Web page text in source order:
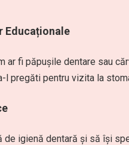
Educaționale
ar fi păpușile dentare sau
l pregăti pentru vizita la
de igienă dentară și să își